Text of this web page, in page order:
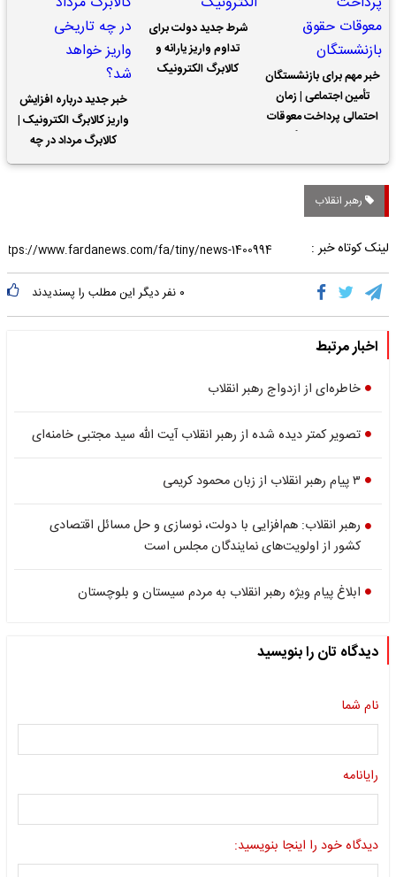
خبر مهم برای بازنشستگان
تأمین اجتماعی | زمان
احتمالی پرداخت معوقات
شرط جدید دولت برای
تداوم واریز یارانه و
کالابرگ الکترونیک
خبر جدید درباره افزایش
واریز کالابرگ الکترونیک |
کالابرگ مرداد در چه
تاریخی واریز خواهد شد؟
رهبر انقلاب
لینک کوتاه خبر :
۰ نفر دیگر این مطلب را پسندیدند
اخبار مرتبط
خاطره‌ای از ازدواج رهبر انقلاب
تصویر کمتر دیده شده از رهبر انقلاب آیت الله سید مجتبی خامنه‌ای
۳ پیام رهبر انقلاب از زبان محمود کریمی
رهبر انقلاب: هم‌افزایی با دولت، نوسازی و حل مسائل اقتصادی
کشور از اولویت‌های نمایندگان مجلس است
ابلاغ پیام ویژه رهبر انقلاب به مردم سیستان و بلوچستان
دیدگاه تان را بنویسید
نام شما
رایانامه
دیدگاه خود را اینجا بنویسید: